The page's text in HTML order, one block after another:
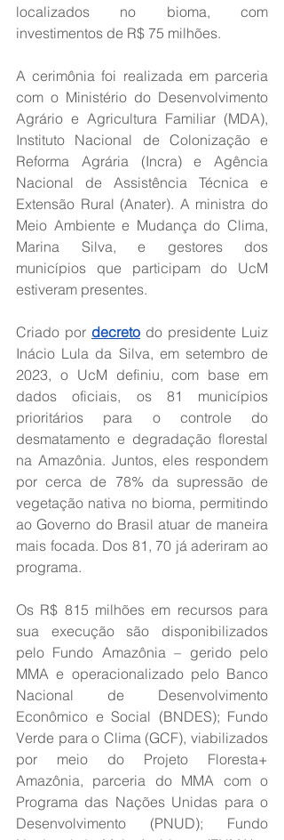
localizados no bioma, com
investimentos de R$ 75 milhões.
A cerimônia foi realizada em parceria
com o Ministério do Desenvolvimento
Agrário e Agricultura Familiar (MDA),
Instituto Nacional de Colonização e
Reforma Agrária (Incra) e Agência
Nacional de Assistência Técnica e
Extensão Rural (Anater). A ministra do
Meio Ambiente e Mudança do Clima,
Marina Silva, e gestores dos
municípios que participam do UcM
estiveram presentes.
Criado por decreto do presidente Luiz
Inácio Lula da Silva, em setembro de
2023, o UcM definiu, com base em
dados oficiais, os 81 municípios
prioritários para o controle do
desmatamento e degradação florestal
na Amazônia. Juntos, eles respondem
por cerca de 78% da supressão de
vegetação nativa no bioma, permitindo
ao Governo do Brasil atuar de maneira
mais focada. Dos 81, 70 já aderiram ao
programa.
Os R$ 815 milhões em recursos para
sua execução são disponibilizados
pelo Fundo Amazônia – gerido pelo
MMA e operacionalizado pelo Banco
Nacional de Desenvolvimento
Econômico e Social (BNDES); Fundo
Verde para o Clima (GCF), viabilizados
por meio do Projeto Floresta+
Amazônia, parceria do MMA com o
Programa das Nações Unidas para o
Desenvolvimento (PNUD); Fundo